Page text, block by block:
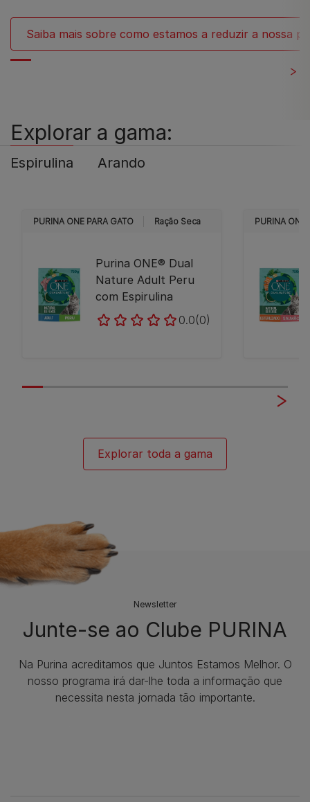
Saiba mais sobre como estamos a reduzir a nossa
Explorar a gama:
Espirulina Arando
PURINA ONE PARA GATO Ração Seca
Purina ONE® Dual
Nature Adult Peru
com Espirulina
0.0(0)
PURINA ONE
Explorar toda a gama
Newsletter
Junte-se ao Clube PURINA
Na Purina acreditamos que Juntos Estamos Melhor. O
nosso programa irá dar-lhe toda a informação que
necessita nesta jornada tão importante.